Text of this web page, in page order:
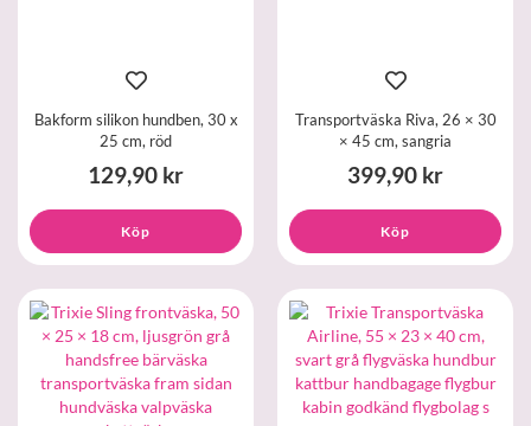
Bakform silikon hundben, 30 x
25 cm, röd
129,90 kr
Köp
Transportväska Riva, 26 × 30
× 45 cm, sangria
399,90 kr
Köp